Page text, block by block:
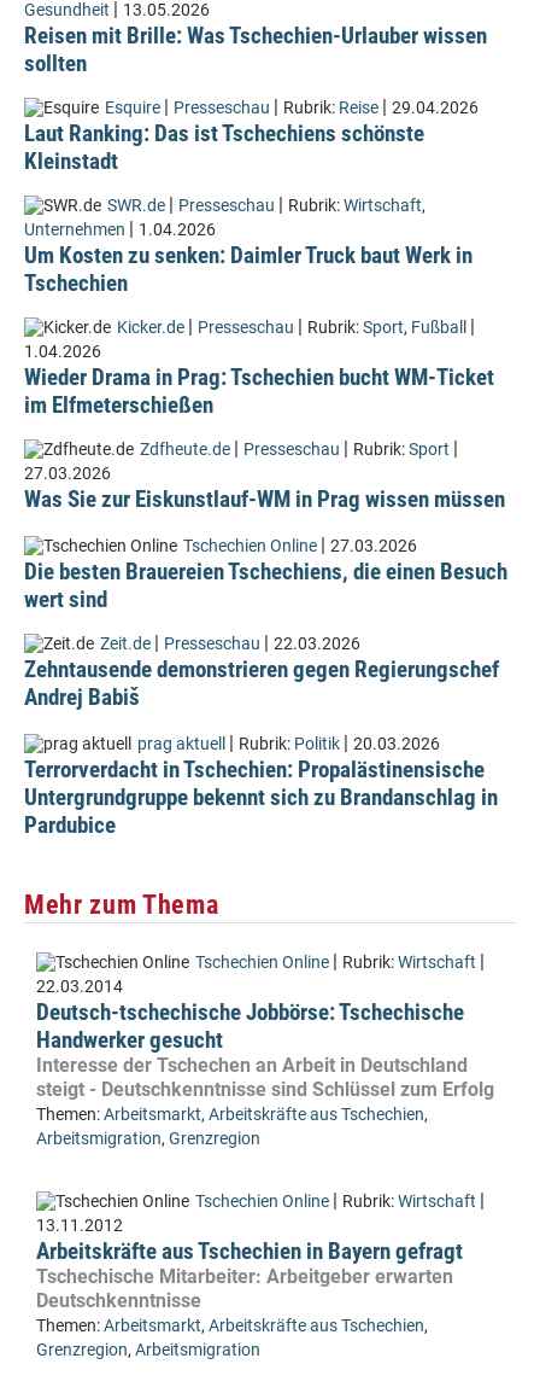
Gesundheit | 13.05.2026
Reisen mit Brille: Was Tschechien-Urlauber wissen
sollten
Esquire | Presseschau | Rubrik: Reise | 29.04.2026
Laut Ranking: Das ist Tschechiens schönste
Kleinstadt
SWR.de | Presseschau | Rubrik:Wirtschaft,
Unternehmen | 1.04.2026
Um Kosten zu senken: Daimler Truck baut Werk in
Tschechien
Kicker.de | Presseschau | Rubrik:Sport, Fußball |
1.04.2026
Wieder Drama in Prag: Tschechien bucht WM-Ticket
im Elfmeterschießen
Zdfheute.de | Presseschau | Rubrik:Sport |
27.03.2026
Was Sie zur Eiskunstlauf-WM in Prag wissen müssen
Tschechien Online | 27.03.2026
Die besten Brauereien Tschechiens, die einen Besuch
wert sind
Zeit.de | Presseschau | 22.03.2026
Zehntausende demonstrieren gegen Regierungschef
Andrej Babiš
prag aktuell | Rubrik: Politik | 20.03.2026
Terrorverdacht in Tschechien: Propalästinensische
Untergrundgruppe bekennt sich zu Brandanschlag in
Pardubice
Mehr zum Thema
Tschechien Online | Rubrik:Wirtschaft |
22.03.2014
Deutsch-tschechische Jobbörse: Tschechische
Handwerker gesucht
Interesse der Tschechen an Arbeit in Deutschland
steigt - Deutschkenntnisse sind Schlüssel zum Erfolg
Themen:Arbeitsmarkt, Arbeitskräfte aus Tschechien,
Arbeitsmigration, Grenzregion
Tschechien Online | Rubrik:Wirtschaft |
13.11.2012
Arbeitskräfte aus Tschechien in Bayern gefragt
Tschechische Mitarbeiter: Arbeitgeber erwarten
Deutschkenntnisse
Themen:Arbeitsmarkt, Arbeitskräfte aus Tschechien,
Grenzregion, Arbeitsmigration